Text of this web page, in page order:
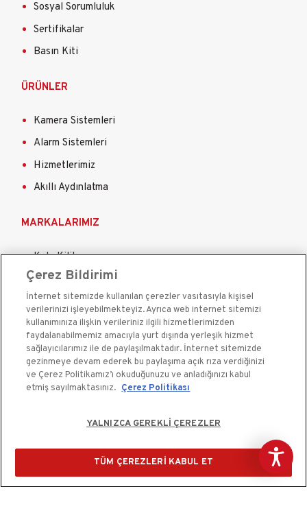
Sosyal Sorumluluk
Sertifikalar
Basın Kiti
ÜRÜNLER
Kamera Sistemleri
Alarm Sistemleri
Hizmetlerimiz
Akıllı Aydınlatma
MARKALARIMIZ
Kale Kilit
Kale Çelik Kapı
Kale Çelik Kasa
Kale Kapı Pencere Sistemleri
Kale Sigorta
Çerez Kullanım Bildirimi
Çerez Bildirimi
İnternet sitemizde kullanılan çerezler vasıtasıyla kişisel
verilerinizi işleyebilmekteyiz. Ayrıca web internet sitemizi
kullanımınıza ilişkin verileriniz ilgili hizmetlerimizden
faydalanabilmemiz amacıyla yurt dışında yerleşik hizmet
sağlayıcılarımız ile de paylaşılmaktadır. İnternet sitemizde
gezinmeye devam ederek bu paylaşıma açık rıza verdiğinizi
ve Çerez Politikamız’ı okuduğunuzu ve anladığınızı kabul
etmiş sayılmaktasınız. Çerez Politikası
YALNIZCA GEREKLİ ÇEREZLER
TÜM ÇEREZLERİ KABUL ET